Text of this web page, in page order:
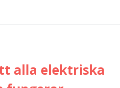
alla elektriska